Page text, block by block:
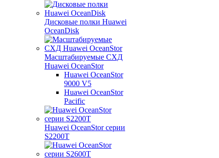
Дисковые полки Huawei
OceanDisk
Масштабируемые СХД
Huawei OceanStor
Huawei OceanStor
9000 V5
Huawei OceanStor
Pacific
Huawei OceanStor серии
S2200T